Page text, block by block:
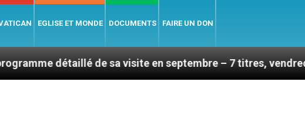
EGLISE ET MONDE DOCUMENTS FAIRE UN DON
de sa visite en septembre – 7 titres, vendredi 7 août 2026